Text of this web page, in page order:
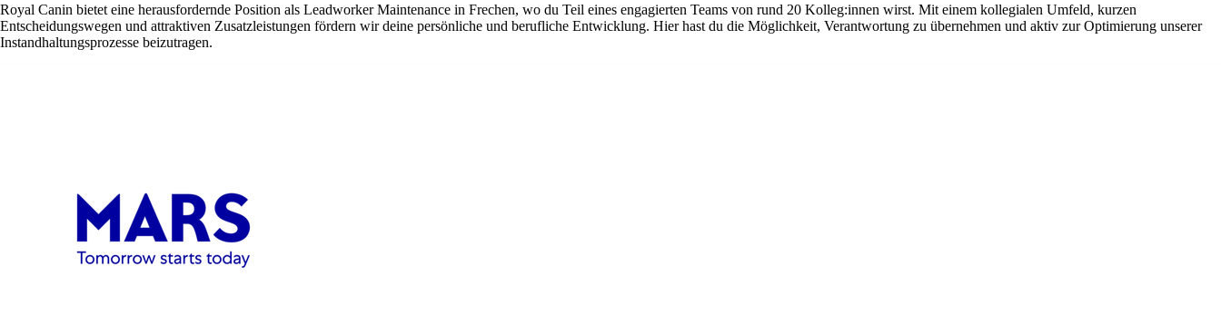
Royal Canin bietet eine herausfordernde Position als Leadworker Maintenance in Frechen, wo du Teil eines engagierten Teams von rund 20 Kolleg:innen wirst. Mit einem kollegialen Umfeld, kurzen
Entscheidungswegen und attraktiven Zusatzleistungen fördern wir deine persönliche und berufliche Entwicklung. Hier hast du die Möglichkeit, Verantwortung zu übernehmen und aktiv zur Optimierung unserer
Instandhaltungsprozesse beizutragen.